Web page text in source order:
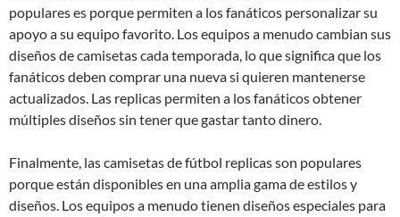
populares es porque permiten a los fanáticos personalizar su
apoyo a su equipo favorito. Los equipos a menudo cambian sus
diseños de camisetas cada temporada, lo que significa que los
fanáticos deben comprar una nueva si quieren mantenerse
actualizados. Las replicas permiten a los fanáticos obtener
múltiples diseños sin tener que gastar tanto dinero.
Finalmente, las camisetas de fútbol replicas son populares
porque están disponibles en una amplia gama de estilos y
diseños. Los equipos a menudo tienen diseños especiales para